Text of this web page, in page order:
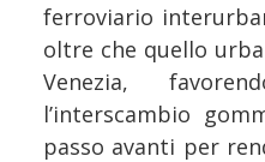
ferroviario
oltre che quello
Venezia,
l’interscambio
passo avanti per